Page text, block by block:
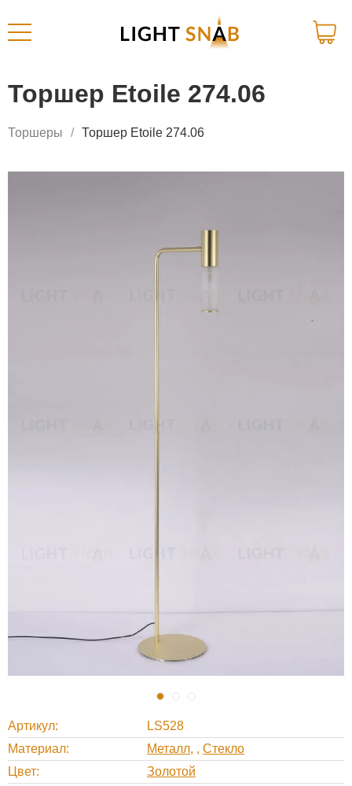
Торшер Etoile 274.06
Торшеры Торшер Etoile 274.06
Артикул
LS528
Материал
Металл , Стекло
Цвет
Золотой